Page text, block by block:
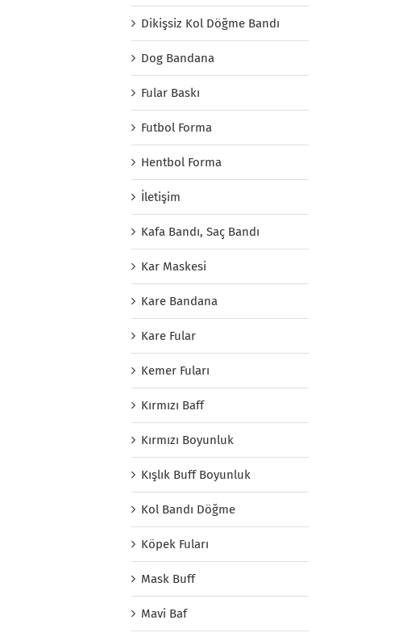
Dikişsiz Kol Döğme Bandı
Dog Bandana
Fular Baskı
Futbol Forma
Hentbol Forma
İletişim
Kafa Bandı, Saç Bandı
Kar Maskesi
Kare Bandana
Kare Fular
Kemer Fuları
Kırmızı Baff
Kırmızı Boyunluk
Kışlık Buff Boyunluk
Kol Bandı Döğme
Köpek Fuları
Mask Buff
Mavi Baf